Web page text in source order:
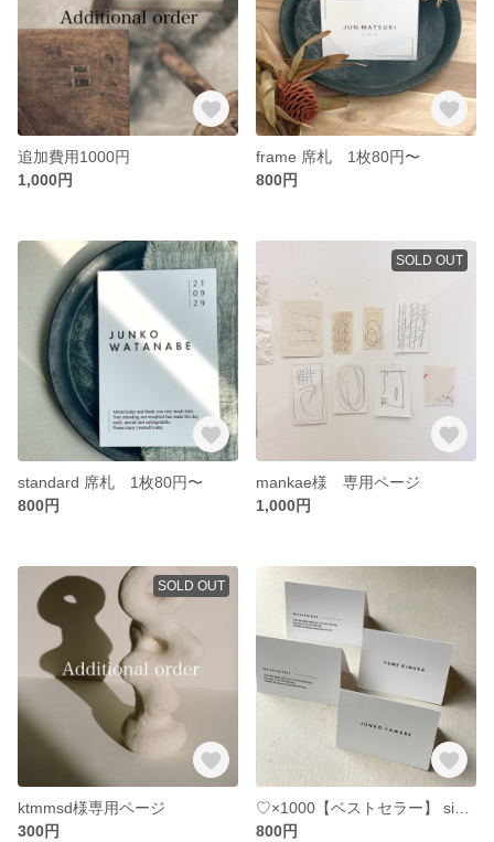
追加費用1000円
1,000円
frame 席札 1枚80円〜
800円
standard 席札 1枚80円〜
800円
SOLD OUT
mankae様 専用ページ
1,000円
SOLD OUT
ktmmsd様専用ページ
300円
800円